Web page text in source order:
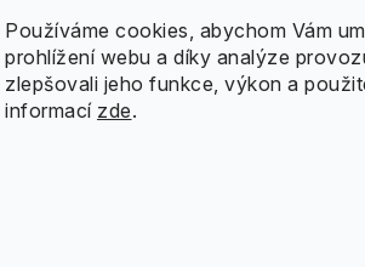
Používáme cookies, abychom Vám
prohlížení webu a díky analýze
zlepšovali jeho funkce, výkon a
informací zde.
Jak nakupovat?
Reklamační řád
Napište nám